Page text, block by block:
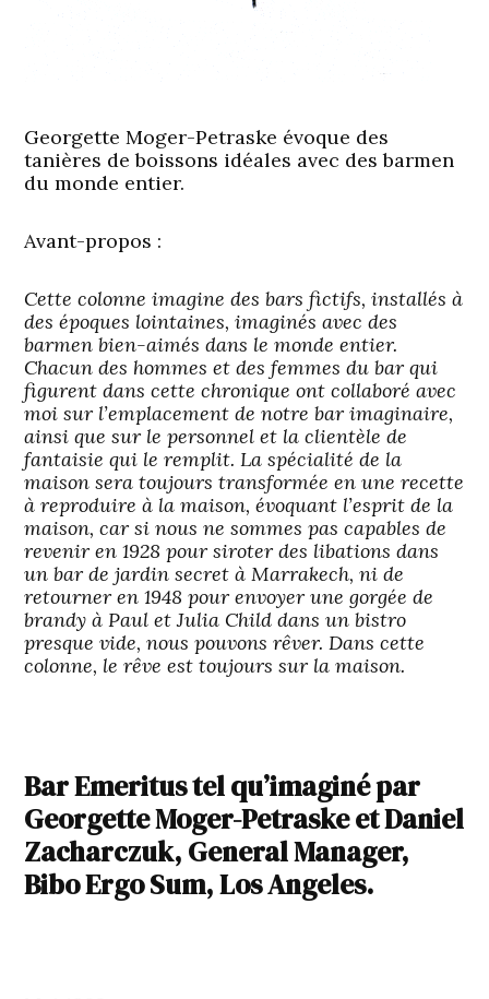
Georgette Moger-Petraske évoque des
tanières de boissons idéales avec des barmen
du monde entier.
Avant-propos :
Cette colonne imagine des bars fictifs, installés à
des époques lointaines, imaginés avec des
barmen bien-aimés dans le monde entier.
Chacun des hommes et des femmes du bar qui
figurent dans cette chronique ont collaboré avec
moi sur l’emplacement de notre bar imaginaire,
ainsi que sur le personnel et la clientèle de
fantaisie qui le remplit. La spécialité de la
maison sera toujours transformée en une recette
à reproduire à la maison, évoquant l’esprit de la
maison, car si nous ne sommes pas capables de
revenir en 1928 pour siroter des libations dans
un bar de jardin secret à Marrakech, ni de
retourner en 1948 pour envoyer une gorgée de
brandy à Paul et Julia Child dans un bistro
presque vide, nous pouvons rêver. Dans cette
colonne, le rêve est toujours sur la maison.
Bar Emeritus tel qu’imaginé par
Georgette Moger-Petraske et Daniel
Zacharczuk, General Manager,
Bibo Ergo Sum, Los Angeles.